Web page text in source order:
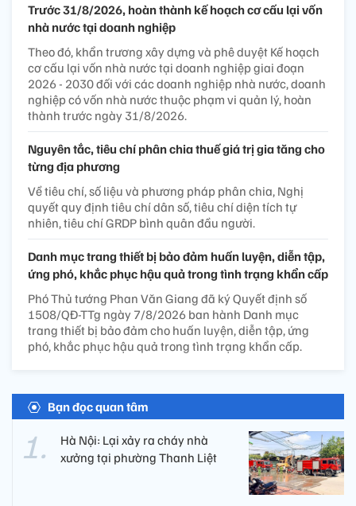
Trước 31/8/2026, hoàn thành kế hoạch cơ cấu lại vốn
nhà nước tại doanh nghiệp
Theo đó, khẩn trương xây dựng và phê duyệt Kế hoạch
cơ cấu lại vốn nhà nước tại doanh nghiệp giai đoạn
2026 - 2030 đối với các doanh nghiệp nhà nước, doanh
nghiệp có vốn nhà nước thuộc phạm vi quản lý, hoàn
thành trước ngày 31/8/2026.
Nguyên tắc, tiêu chí phân chia thuế giá trị gia tăng cho
từng địa phương
Về tiêu chí, số liệu và phương pháp phân chia, Nghị
quyết quy định tiêu chí dân số, tiêu chí diện tích tự
nhiên, tiêu chí GRDP bình quân đầu người.
Danh mục trang thiết bị bảo đảm huấn luyện, diễn tập,
ứng phó, khắc phục hậu quả trong tình trạng khẩn cấp
Phó Thủ tướng Phan Văn Giang đã ký Quyết định số
1508/QĐ-TTg ngày 7/8/2026 ban hành Danh mục
trang thiết bị bảo đảm cho huấn luyện, diễn tập, ứng
phó, khắc phục hậu quả trong tình trạng khẩn cấp.
Bạn đọc quan tâm
Hà Nội: Lại xảy ra cháy nhà
xưởng tại phường Thanh Liệt